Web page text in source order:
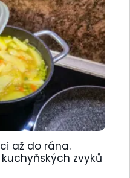
až do rána.
zvyků